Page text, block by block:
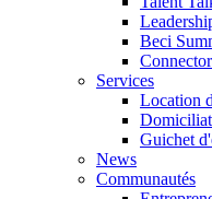
Beci
Services
Location
Guichet
News
Communautés